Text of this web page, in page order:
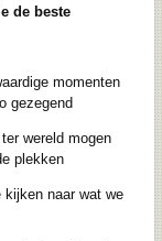
de beste
momenten
gezegend
wereld mogen
plekken
naar wat we